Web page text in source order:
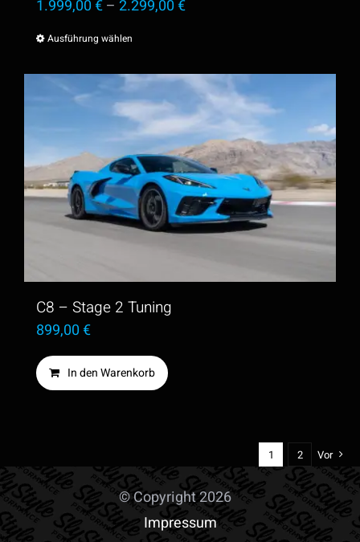
1.999,00€– 2.299,00€
Ausführung wählen
Produkt
weist
mehrere
Varianten
auf.
Die
Optionen
der
gewählt
werden
C8 – Stage 2 Tuning
899,00€
In den Warenkorb
1 2 Vor
© Copyright 2026
Impressum